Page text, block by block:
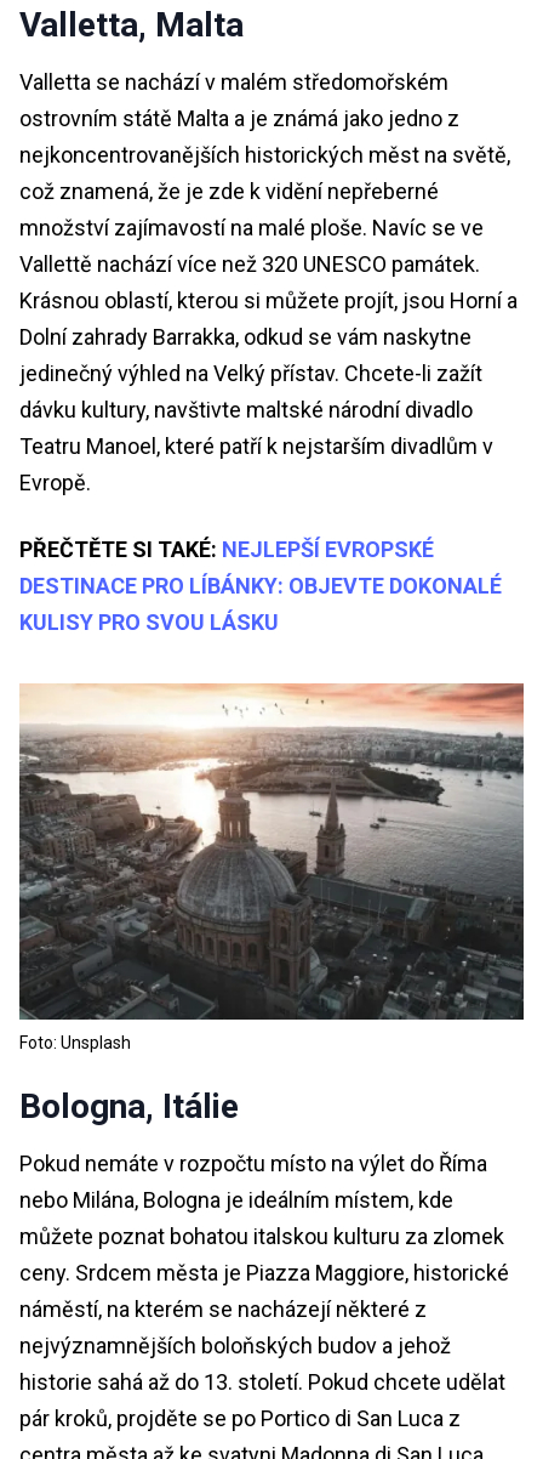
Valletta, Malta
Valletta se nachází v malém středomořském
ostrovním státě Malta a je známá jako jedno z
nejkoncentrovanějších historických měst na světě,
což znamená, že je zde k vidění nepřeberné
množství zajímavostí na malé ploše. Navíc se ve
Vallettě nachází více než 320 UNESCO památek.
Krásnou oblastí, kterou si můžete projít, jsou Horní a
Dolní zahrady Barrakka, odkud se vám naskytne
jedinečný výhled na Velký přístav. Chcete-li zažít
dávku kultury, navštivte maltské národní divadlo
Teatru Manoel, které patří k nejstarším divadlům v
Evropě.
PŘEČTĚTE SI TAKÉ: NEJLEPŠÍ EVROPSKÉ
DESTINACE PRO LÍBÁNKY: OBJEVTE DOKONALÉ
KULISY PRO SVOU LÁSKU
Foto: Unsplash
Bologna, Itálie
Pokud nemáte v rozpočtu místo na výlet do Říma
nebo Milána, Bologna je ideálním místem, kde
můžete poznat bohatou italskou kulturu za zlomek
ceny. Srdcem města je Piazza Maggiore, historické
náměstí, na kterém se nacházejí některé z
nejvýznamnějších boloňských budov a jehož
historie sahá až do 13. století. Pokud chcete udělat
pár kroků, projděte se po Portico di San Luca z